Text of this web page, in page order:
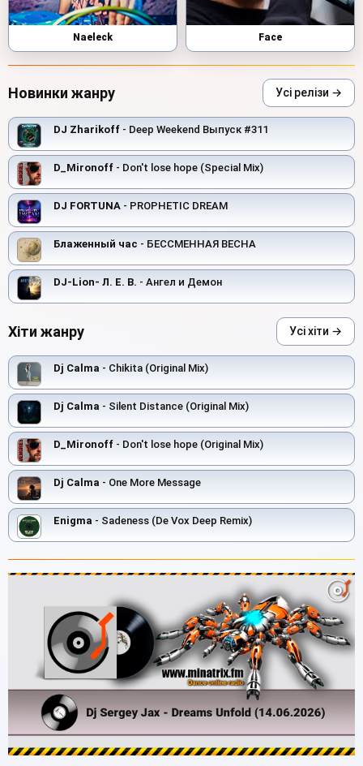
Naeleck Face
Новинки жанру Усі релізи →
DJ Zharikoff - Deep Weekend Выпуск #311
D_Mironoff - Don't lose hope (Special Mix)
DJ FORTUNA - PROPHETIC DREAM
Блаженный час - БЕССМЕННАЯ ВЕСНА
DJ-Lion- Л. Е. В. - Ангел и Демон
Хіти жанру Усі хіти →
Dj Calma - Chikita (Original Mix)
Dj Calma - Silent Distance (Original Mix)
D_Mironoff - Don't lose hope (Original Mix)
Dj Calma - One More Message
Enigma - Sadeness (De Vox Deep Remix)